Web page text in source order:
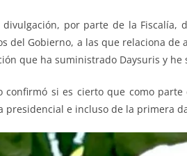
divulgación, por parte de la Fiscalía,
del Gobierno, a las que relaciona de
que ha suministrado Daysuris y
confirmó si es cierto que como
presidencial e incluso de la primera